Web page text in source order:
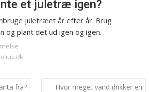
et juletræ igen?
juletræet år efter år. Brug
og plant det ud igen og igen.
fra?
Hvor meget vand drikker en